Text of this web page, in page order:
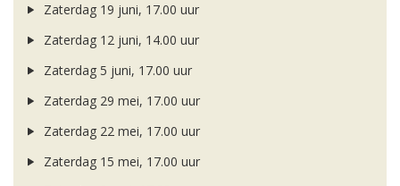
Zaterdag 19 juni, 17.00 uur
Zaterdag 12 juni, 14.00 uur
Zaterdag 5 juni, 17.00 uur
Zaterdag 29 mei, 17.00 uur
Zaterdag 22 mei, 17.00 uur
Zaterdag 15 mei, 17.00 uur